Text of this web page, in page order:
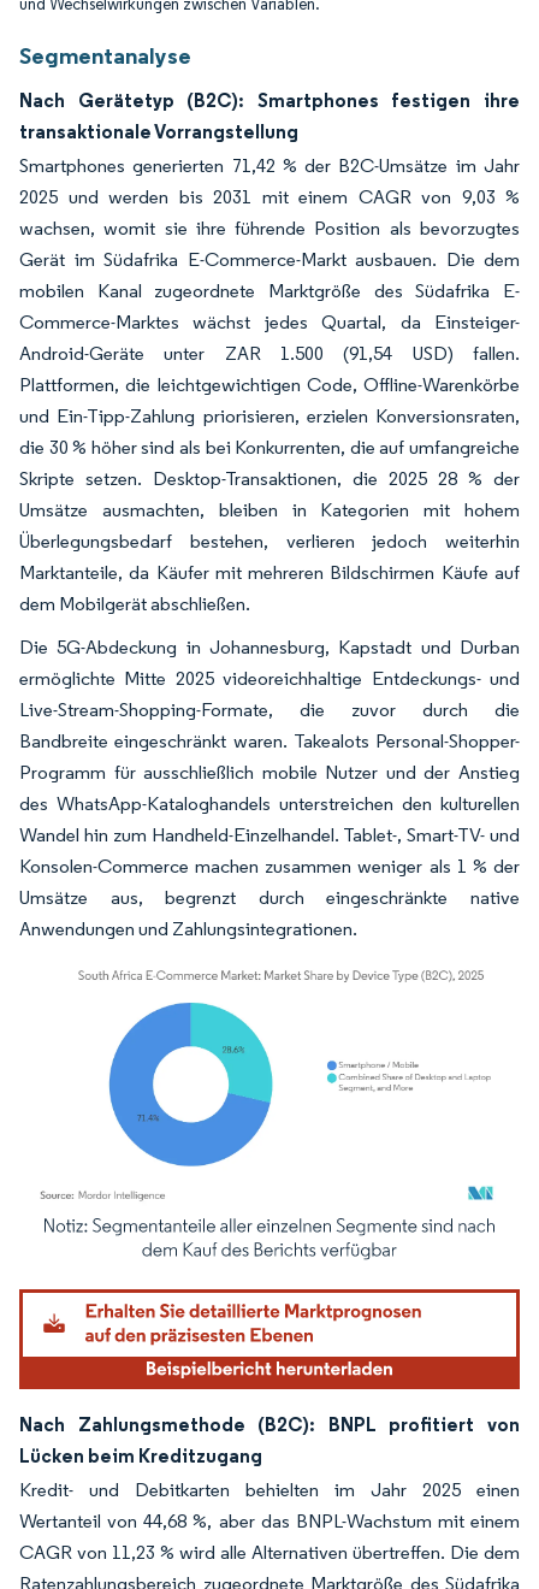
und Wechselwirkungen zwischen Variablen.
Segmentanalyse
Nach Gerätetyp (B2C): Smartphones festigen ihre
transaktionale Vorrangstellung
Smartphones generierten 71,42 % der B2C-Umsätze im Jahr
2025 und werden bis 2031 mit einem CAGR von 9,03 %
wachsen, womit sie ihre führende Position als bevorzugtes
Gerät im Südafrika E-Commerce-Markt ausbauen. Die dem
mobilen Kanal zugeordnete Marktgröße des Südafrika E-
Commerce-Marktes wächst jedes Quartal, da Einsteiger-
Android-Geräte unter ZAR 1.500 (91,54 USD) fallen.
Plattformen, die leichtgewichtigen Code, Offline-Warenkörbe
und Ein-Tipp-Zahlung priorisieren, erzielen Konversionsraten,
die 30 % höher sind als bei Konkurrenten, die auf umfangreiche
Skripte setzen. Desktop-Transaktionen, die 2025 28 % der
Umsätze ausmachten, bleiben in Kategorien mit hohem
Überlegungsbedarf bestehen, verlieren jedoch weiterhin
Marktanteile, da Käufer mit mehreren Bildschirmen Käufe auf
dem Mobilgerät abschließen.
Die 5G-Abdeckung in Johannesburg, Kapstadt und Durban
ermöglichte Mitte 2025 videoreichhaltige Entdeckungs- und
Live-Stream-Shopping-Formate, die zuvor durch die
Bandbreite eingeschränkt waren. Takealots Personal-Shopper-
Programm für ausschließlich mobile Nutzer und der Anstieg
des WhatsApp-Kataloghandels unterstreichen den kulturellen
Wandel hin zum Handheld-Einzelhandel. Tablet-, Smart-TV- und
Konsolen-Commerce machen zusammen weniger als 1 % der
Umsätze aus, begrenzt durch eingeschränkte native
Anwendungen und Zahlungsintegrationen.
Bild © Mordor Intelligence. Wiederverwendung erfordert Namensnennung
Nach Zahlungsmethode (B2C): BNPL profitiert von
Lücken beim Kreditzugang
Kredit- und Debitkarten behielten im Jahr 2025 einen
Wertanteil von 44,68 %, aber das BNPL-Wachstum mit einem
CAGR von 11,23 % wird alle Alternativen übertreffen. Die dem
Ratenzahlungsbereich zugeordnete Marktgröße des Südafrika